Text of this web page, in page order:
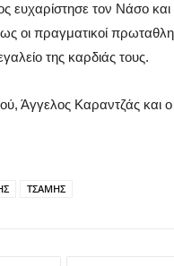
τον Νάσο και
οι πραγματικοί
της καρδιάς τους.
Άγγελος Καραντζάς και
ΤΣΑΜΗΣ